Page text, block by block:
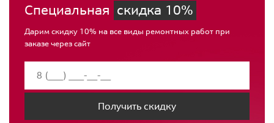
Специальная скидка 10%
Дарим скидку 10% на все виды ремонтных работ при
заказе через сайт
Получить скидку